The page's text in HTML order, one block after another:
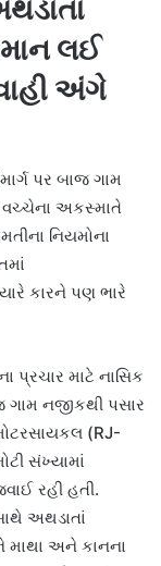
લઈ
અંગે
પર બાજ ગામ
અકસ્માતે
નિયમોના
કારને પણ ભારે
પ્રચાર માટે નાસિક
નજીકથી પસાર
(RJ-
સંખ્યામાં
રહી હતી.
અથડાતાં
માથા અને કાનના